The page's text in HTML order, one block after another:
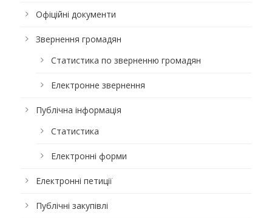
Офіційні документи
Звернення громадян
Статистика по зверненню громадян
Електронне звернення
Публічна інформація
Статистика
Електронні форми
Електронні петиції
Публічні закупівлі